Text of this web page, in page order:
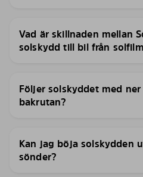
Vad är skillnaden mellan
solskydd till bil från
Följer solskyddet med
bakrutan?
Kan jag böja solskydden
sönder?